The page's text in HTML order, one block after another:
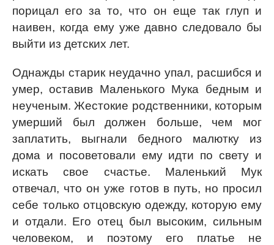
порицал его за то, что он еще так глуп и
наивен, когда ему уже давно следовало бы
выйти из детских лет.
Однажды старик неудачно упал, расшибся и
умер, оставив Маленького Мука бедным и
неученым. Жестокие родственники, которым
умерший был должен больше, чем мог
заплатить, выгнали бедного малютку из
дома и посоветовали ему идти по свету и
искать свое счастье. Маленький Мук
отвечал, что он уже готов в путь, но просил
себе только отцовскую одежду, которую ему
и отдали. Его отец был высоким, сильным
человеком, и поэтому его платье не